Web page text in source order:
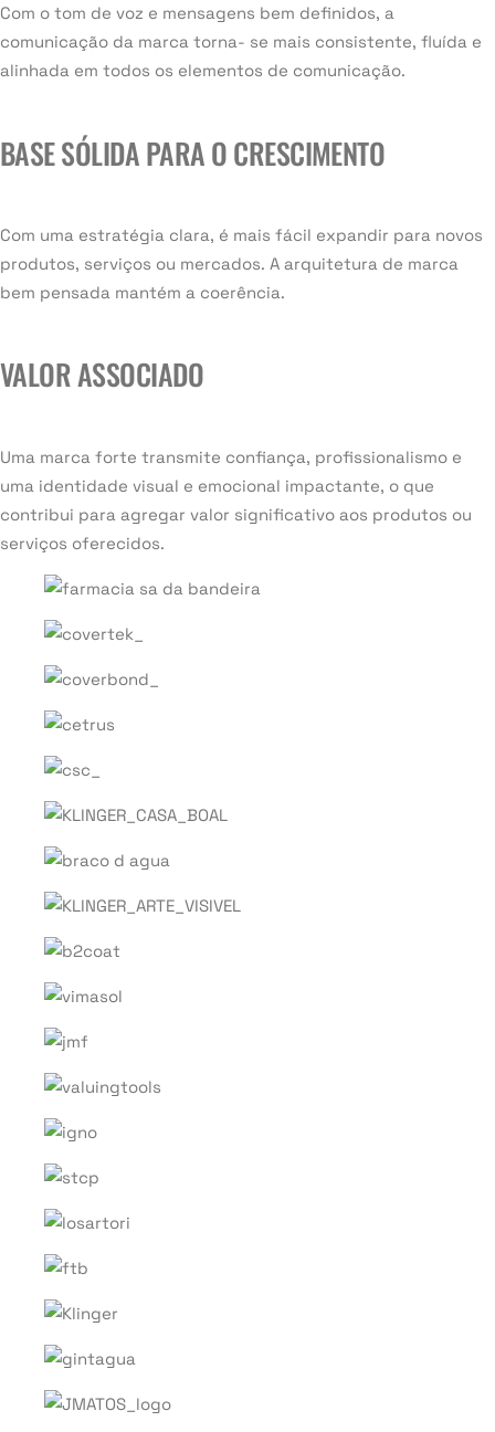
Com o tom de voz e mensagens bem definidos, a
comunicação da marca torna- se mais consistente, fluída e
alinhada em todos os elementos de comunicação.
BASE SÓLIDA PARA O CRESCIMENTO
Com uma estratégia clara, é mais fácil expandir para novos
produtos, serviços ou mercados. A arquitetura de marca
bem pensada mantém a coerência.
VALOR ASSOCIADO
Uma marca forte transmite confiança, profissionalismo e
uma identidade visual e emocional impactante, o que
contribui para agregar valor significativo aos produtos ou
serviços oferecidos.